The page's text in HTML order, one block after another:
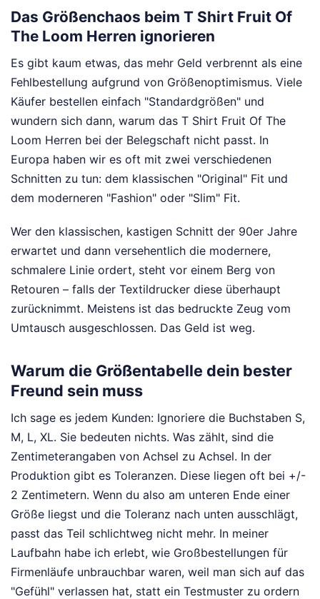
Das Größenchaos beim T Shirt Fruit Of
The Loom Herren ignorieren
Es gibt kaum etwas, das mehr Geld verbrennt als eine
Fehlbestellung aufgrund von Größenoptimismus. Viele
Käufer bestellen einfach "Standardgrößen" und
wundern sich dann, warum das T Shirt Fruit Of The
Loom Herren bei der Belegschaft nicht passt. In
Europa haben wir es oft mit zwei verschiedenen
Schnitten zu tun: dem klassischen "Original" Fit und
dem moderneren "Fashion" oder "Slim" Fit.
Wer den klassischen, kastigen Schnitt der 90er Jahre
erwartet und dann versehentlich die modernere,
schmalere Linie ordert, steht vor einem Berg von
Retouren – falls der Textildrucker diese überhaupt
zurücknimmt. Meistens ist das bedruckte Zeug vom
Umtausch ausgeschlossen. Das Geld ist weg.
Warum die Größentabelle dein bester
Freund sein muss
Ich sage es jedem Kunden: Ignoriere die Buchstaben S,
M, L, XL. Sie bedeuten nichts. Was zählt, sind die
Zentimeterangaben von Achsel zu Achsel. In der
Produktion gibt es Toleranzen. Diese liegen oft bei +/-
2 Zentimetern. Wenn du also am unteren Ende einer
Größe liegst und die Toleranz nach unten ausschlägt,
passt das Teil schlichtweg nicht mehr. In meiner
Laufbahn habe ich erlebt, wie Großbestellungen für
Firmenläufe unbrauchbar waren, weil man sich auf das
"Gefühl" verlassen hat, statt ein Testmuster zu ordern